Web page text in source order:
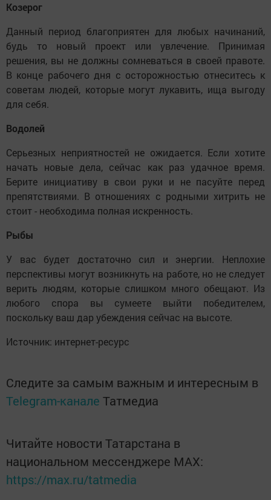
Козерог
Данный период благоприятен для любых начинаний,
будь то новый проект или увлечение. Принимая
решения, вы не должны сомневаться в своей правоте.
В конце рабочего дня с осторожностью отнеситесь к
советам людей, которые могут лукавить, ища выгоду
для себя.
Водолей
Серьезных неприятностей не ожидается. Если хотите
начать новые дела, сейчас как раз удачное время.
Берите инициативу в свои руки и не пасуйте перед
препятствиями. В отношениях с родными хитрить не
стоит - необходима полная искренность.
Рыбы
У вас будет достаточно сил и энергии. Неплохие
перспективы могут возникнуть на работе, но не следует
верить людям, которые слишком много обещают. Из
любого спора вы сумеете выйти победителем,
поскольку ваш дар убеждения сейчас на высоте.
Источник: интернет-ресурс
Следите за самым важным и интересным в
Telegram-канале Татмедиа
Читайте новости Татарстана в
национальном мессенджере MАХ:
https://max.ru/tatmedia